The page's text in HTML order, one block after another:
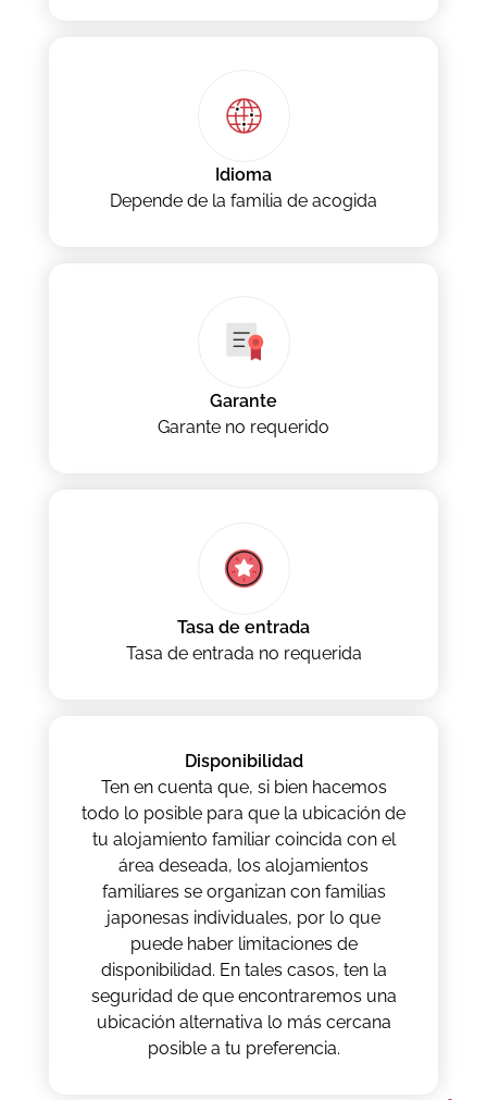
Idioma
Depende de la familia de acogida
Garante
Garante no requerido
Tasa de entrada
Tasa de entrada no requerida
Disponibilidad
Ten en cuenta que, si bien hacemos
todo lo posible para que la ubicación de
tu alojamiento familiar coincida con el
área deseada, los alojamientos
familiares se organizan con familias
japonesas individuales, por lo que
puede haber limitaciones de
disponibilidad. En tales casos, ten la
seguridad de que encontraremos una
ubicación alternativa lo más cercana
posible a tu preferencia.